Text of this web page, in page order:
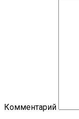
Комментарий